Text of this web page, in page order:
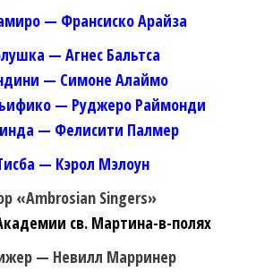
— Франсиско Арайза
— Агнес Бальтса
— Симоне Алаймо
— Руджеро Раймонди
— Фелисити Палмер
— Кэрол Мэлоун
«Ambrosian Singers»
св. Мартина-в-полях
— Невилл Марринер